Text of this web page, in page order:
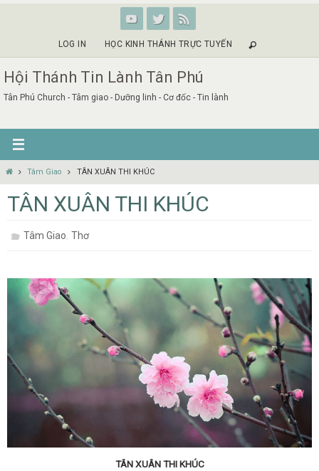
LOG IN HỌC KINH THÁNH TRỰC TUYẾN
Hội Thánh Tin Lành Tân Phú
Tân Phú Church - Tâm giao - Dưỡng linh - Cơ đốc - Tin lành
HomeTâm Giao TÂN XUÂN THI KHÚC
TÂN XUÂN THI KHÚC
Tâm Giao,Thơ
TÂN XUÂN THI KHÚC